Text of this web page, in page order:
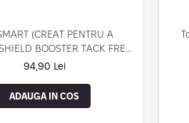
PENTRU A
BOOSTER TACK FREE
TOP COAT)
94,90 Lei
ADAUGA IN COS